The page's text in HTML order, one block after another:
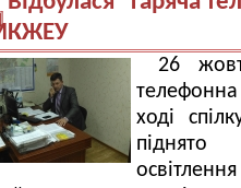
26
ході
піднято